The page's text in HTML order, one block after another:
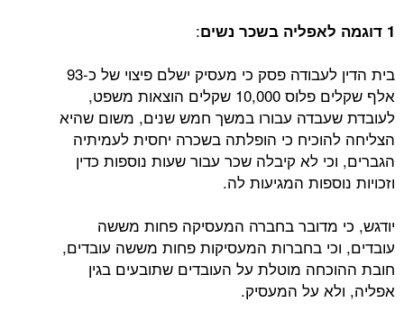
1 דוגמה לאפליה בשכר נשים:
בית הדין לעבודה פסק כי מעסיק ישלם פיצוי של כ-93
אלף שקלים פלוס 10,000 שקלים הוצאות משפט,
לעובדת שעבדה עבורו במשך חמש שנים, משום שהיא
הצליחה להוכיח כי הופלתה בשכרה יחסית לעמיתיה
הגברים, וכי לא קיבלה שכר עבור שעות נוספות כדין
וזכויות נוספות המגיעות לה.
יודגש, כי מדובר בחברה המעסיקה פחות מששה
עובדים, וכי בחברות המעסיקות פחות מששה עובדים,
חובת ההוכחה מוטלת על העובדים שתובעים בגין
אפליה, ולא על המעסיק.